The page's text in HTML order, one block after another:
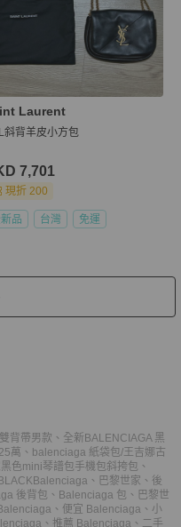
Laurent
斜背羊皮小方包
7,701
現折 200
品 台灣 免運
背帶男款 、 全新BALENCIAGA 黑
萬 、 balenciaga 紙袋包/王吉娜古
色mini琴譜包手機包斜挎包 、
Balenciaga 、 巴黎世家 、 後
後背包 、 Balenciaga 包 、 巴黎世
、 便宜 Balenciaga 、 小
、 推薦 Balenciaga 、 二手